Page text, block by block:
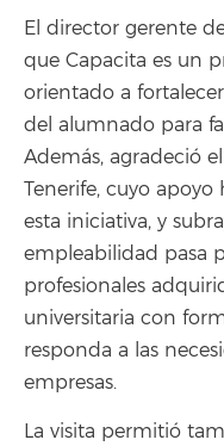
El director gerente
que Capacita es un
orientado a
del alumnado para
Además, agradeció
Tenerife, cuyo
esta iniciativa, y
empleabilidad pasa
profesionales
universitaria con
responda a las
empresas.
La visita permitió